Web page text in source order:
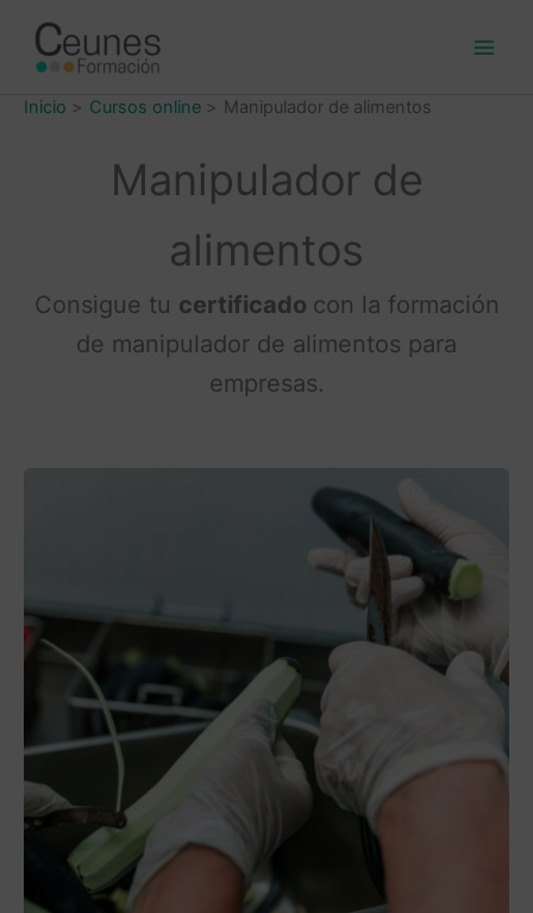
contenido
Inicio
Cursos online Manipulador de alimentos
Manipulador de
alimentos
Consigue tu certificado con la formación
de manipulador de alimentos para
empresas.